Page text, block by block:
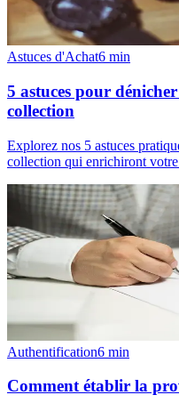
Astuces d'Achat6 min
5 astuces pour
collection
Explorez nos 5 astuces
collection qui enrichiront
Authentification6 min
Comment établir la